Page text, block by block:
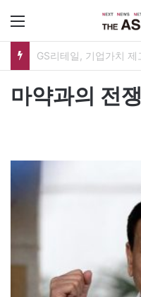
마약과의 전쟁